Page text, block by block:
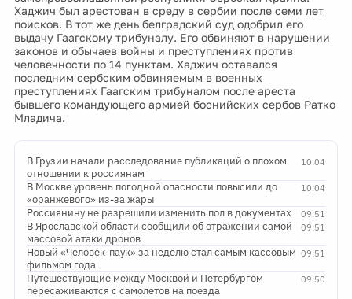
Хаджич был арестован в среду в сербии после семи лет
поисков. В тот же день белградский суд одобрил его
выдачу Гаагскому трибуналу. Его обвиняют в нарушении
законов и обычаев войны и преступлениях против
человечности по 14 пунктам. Хаджич оставался
последним сербским обвиняемым в военных
преступлениях Гаагским трибуналом после ареста
бывшего командующего армией боснийских сербов Ратко
Младича.
10:04
В Грузии начали расследование публикаций о плохом
отношении к россиянам
10:04
В Москве уровень погодной опасности повысили до
«оранжевого» из-за жары
09:51
Россиянину не разрешили изменить пол в документах
09:51
В Ярославской области сообщили об отражении самой
массовой атаки дронов
09:51
Новый «Человек-паук» за неделю стал самым кассовым
фильмом года
09:50
Путешествующие между Москвой и Петербургом
пересаживаются с самолетов на поезда